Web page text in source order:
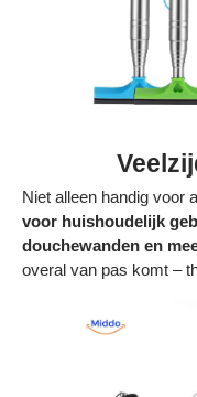
Niet alleen handig voor
voor huishoudelijk
douchewanden en
overal van pas komt –